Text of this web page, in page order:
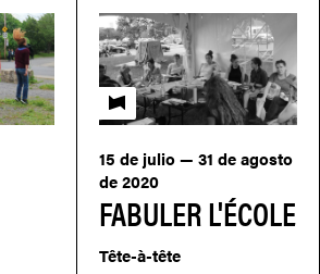
FABULER L'ÉCOLE
15 de julio — 31 de agosto
de 2020
Fabuler l'école
Tête-à-tête